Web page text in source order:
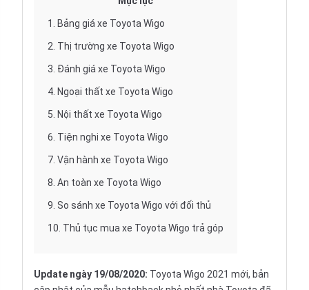
1. Bảng giá xe Toyota Wigo
2. Thị trường xe Toyota Wigo
3. Đánh giá xe Toyota Wigo
4. Ngoại thất xe Toyota Wigo
5. Nội thất xe Toyota Wigo
6. Tiện nghi xe Toyota Wigo
7. Vận hành xe Toyota Wigo
8. An toàn xe Toyota Wigo
9. So sánh xe Toyota Wigo với đối thủ
10. Thủ tục mua xe Toyota Wigo trả góp
Update ngày 19/08/2020: Toyota Wigo 2021 mới, bản